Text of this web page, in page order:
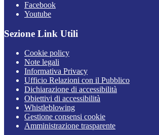
Facebook
Youtube
Sezione Link Utili
Cookie policy
Note legali
Informativa Privacy
Ufficio Relazioni con il Pubblico
Dichiarazione di accessibilità
Obiettivi di accessibilità
Whistleblowing
Gestione consensi cookie
Amministrazione trasparente